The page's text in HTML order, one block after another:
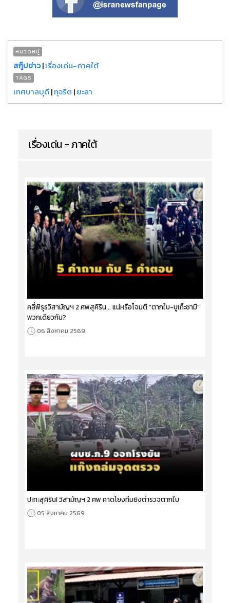
หมวดหมู่
สกู๊ปข่าว|เรื่องเด่น-ภาคใต้
TAGS
เทศบาลบุดี|ทุจริต |ยะลา
เรื่องเด่น - ภาคใต้
คลี่พิรุธวิสามัญฯ 2 ศพสุคิริน... แน่หรือโจมตี “ตากใบ-บูเก๊ะซามี”
พวกเดียวกัน?
06 สิงหาคม 2569
ปะทะสุคิริน! วิสามัญฯ 2 ศพ คาดโยงทีมยิงตำรวจตากใบ
05 สิงหาคม 2569